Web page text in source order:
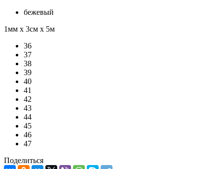
бежевый
1мм х 3см х 5м
36
37
38
39
40
41
42
43
44
45
46
47
Поделиться